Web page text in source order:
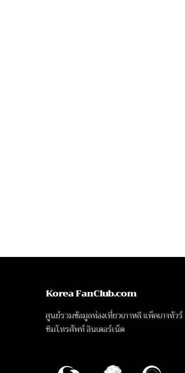
Korea FanClub.com
ศูนย์รวมข้อมูลท่องเที่ยวเกาหลี แพ็คเกจทัว
ซิมโทรศัพท์ อินเตอร์เน็ต